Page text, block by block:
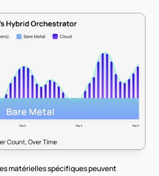
matérielles spécifiques peuvent